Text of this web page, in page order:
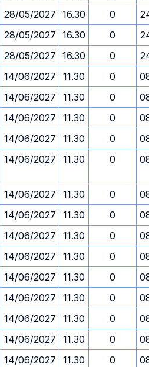
28/05/2027 16.30 0
28/05/2027 16.30 0
28/05/2027 16.30 0
14/06/2027 11.30 0
14/06/2027 11.30 0
14/06/2027 11.30 0
14/06/2027 11.30 0
14/06/2027 11.30 0
14/06/2027 11.30 0
14/06/2027 11.30 0
14/06/2027 11.30 0
14/06/2027 11.30 0
14/06/2027 11.30 0
14/06/2027 11.30 0
14/06/2027 11.30 0
14/06/2027 11.30 0
14/06/2027 11.30 0